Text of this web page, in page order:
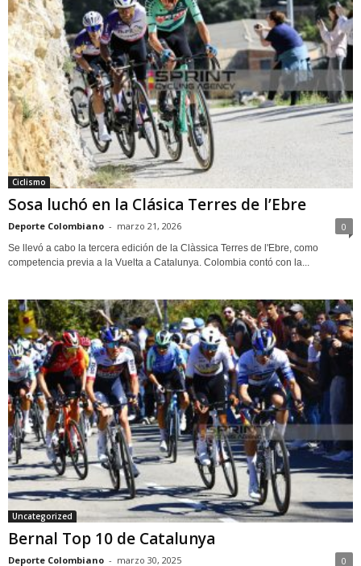
Ciclismo
Sosa luchó en la Clásica Terres de l’Ebre
Deporte Colombiano - marzo 21, 2026 0
Se llevó a cabo la tercera edición de la Clàssica Terres de l'Ebre, como
competencia previa a la Vuelta a Catalunya. Colombia contó con la...
Uncategorized
Bernal Top 10 de Catalunya
Deporte Colombiano - marzo 30, 2025 0